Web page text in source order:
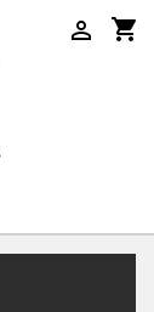
shopping_cart
